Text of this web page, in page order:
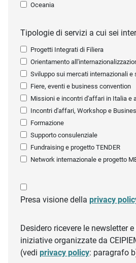
Oceania
Tipologie di servizi a cui sei
Progetti Integrati di Filiera
Orientamento
Sviluppo sui mercati internazionali e
Fiere, eventi e business convention
Missioni e incontri d'affari in Italia e
Incontri d'affari, Workshop e
Formazione
Supporto consulenziale
Fundraising e progetto TENDER
Network internazionale e progetto
Presa visione della privacy
Desidero ricevere le newsletter
iniziative organizzate da
(vedi privacy policy: paragrafo